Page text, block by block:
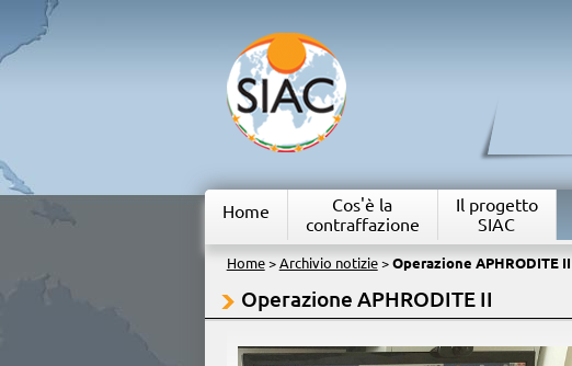
Home
Cos'è la
contraffazione
Il progetto
SIAC
Home> Archivio notizie> Operazione APHRODITE II
Operazione APHRODITE II